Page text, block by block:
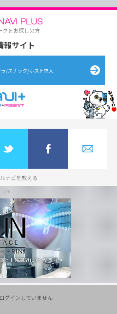
クをお探しの方
報サイト
/スナック/ホスト求人
ナビを教える
グインしていません